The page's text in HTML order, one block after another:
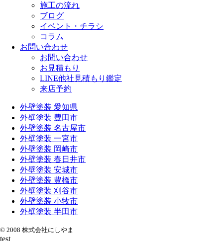
施工の流れ
ブログ
イベント・チラシ
コラム
お問い合わせ
お問い合わせ
お見積もり
LINE他社見積もり鑑定
来店予約
外壁塗装 愛知県
外壁塗装 豊田市
外壁塗装 名古屋市
外壁塗装 一宮市
外壁塗装 岡崎市
外壁塗装 春日井市
外壁塗装 安城市
外壁塗装 豊橋市
外壁塗装 刈谷市
外壁塗装 小牧市
外壁塗装 半田市
© 2008 株式会社にしやま
test